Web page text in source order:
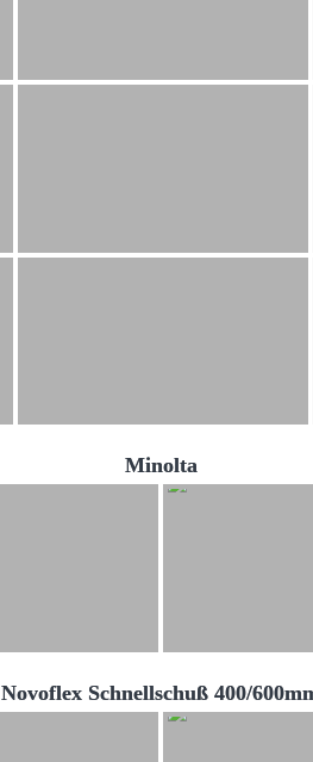
Minolta
Novoflex Schnellschuß 400/